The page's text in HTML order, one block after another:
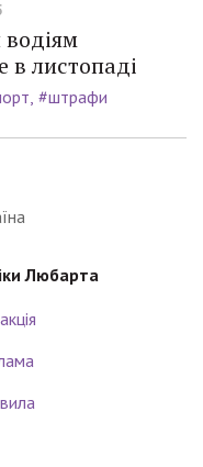
в листопаді
#штрафи
Любарта